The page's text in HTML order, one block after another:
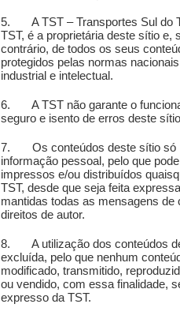
5. A TST – Transportes Sul do
TST, é a proprietária deste sítio e,
contrário, de todos os seus
protegidos pelas normas
industrial e intelectual.
6. A TST não garante o
seguro e isento de erros deste
7. Os conteúdos deste sítio só
informação pessoal, pelo que
impressos e/ou distribuídos
TST, desde que seja feita
mantidas todas as mensagens
direitos de autor.
8. A utilização dos conteúdos
excluída, pelo que nenhum
modificado, transmitido,
ou vendido, com essa finalidade,
expresso da TST.